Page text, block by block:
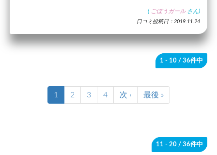
( ごぼうガール さん)
口コミ投稿日：2019.11.24
1 - 10 / 36件中
1 2 3 4 次 › 最後 »
11 - 20 / 36件中